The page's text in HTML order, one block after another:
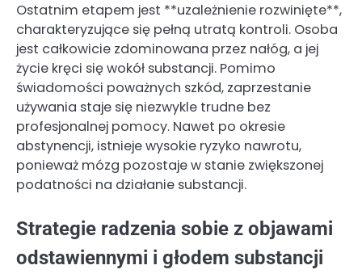
Ostatnim etapem jest **uzależnienie rozwinięte**,
charakteryzujące się pełną utratą kontroli. Osoba
jest całkowicie zdominowana przez nałóg, a jej
życie kręci się wokół substancji. Pomimo
świadomości poważnych szkód, zaprzestanie
używania staje się niezwykle trudne bez
profesjonalnej pomocy. Nawet po okresie
abstynencji, istnieje wysokie ryzyko nawrotu,
ponieważ mózg pozostaje w stanie zwiększonej
podatności na działanie substancji.
Strategie radzenia sobie z objawami
odstawiennymi i głodem substancji